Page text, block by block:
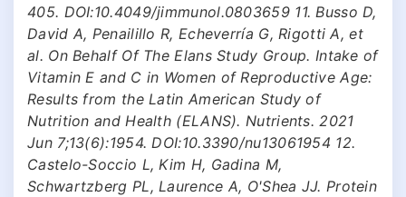
405. DOI:10.4049/jimmunol.0803659 11. Busso D,
David A, Penailillo R, Echeverría G, Rigotti A, et
al. On Behalf Of The Elans Study Group. Intake of
Vitamin E and C in Women of Reproductive Age:
Results from the Latin American Study of
Nutrition and Health (ELANS). Nutrients. 2021
Jun 7;13(6):1954. DOI:10.3390/nu13061954 12.
Castelo-Soccio L, Kim H, Gadina M,
Schwartzberg PL, Laurence A, O'Shea JJ. Protein